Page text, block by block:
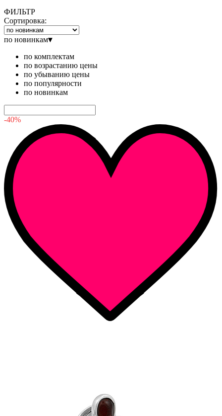
ФИЛЬТР
Сортировка:
по новинкам▾
по комплектам
по возрастанию цены
по убыванию цены
по популярности
по новинкам
-40%